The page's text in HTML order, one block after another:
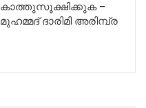
കാത്തുസൂക്ഷിക്കുക –
മുഹമ്മദ് ദാരിമി അരിമ്പ്ര